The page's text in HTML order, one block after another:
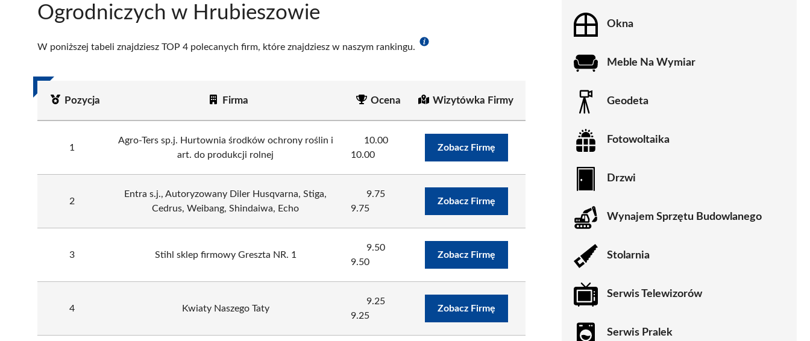
Ogrodniczych w Hrubieszowie
W poniższej tabeli znajdziesz TOP 4 polecanych firm, które znajdziesz w naszym rankingu.
Pozycja Firma Ocena Wizytówka Firmy
1
Agro-Ters sp.j. Hurtownia środków ochrony roślin i
art. do produkcji rolnej
10.00
10.00
Zobacz Firmę
2
Entra s.j., Autoryzowany Diler Husqvarna, Stiga,
Cedrus, Weibang, Shindaiwa, Echo
9.75
9.75
Zobacz Firmę
3 Stihl sklep firmowy Greszta NR. 1
9.50
9.50
Zobacz Firmę
4 Kwiaty Naszego Taty
9.25
9.25
Zobacz Firmę
Okna
Meble Na Wymiar
Geodeta
Fotowoltaika
Drzwi
Wynajem Sprzętu Budowlanego
Stolarnia
Serwis Telewizorów
Serwis Pralek